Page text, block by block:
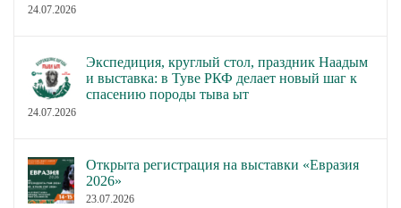
Квалификационной
экстерьеру от 29.07.2020
№ 9.
экстерьеру от 29.07.2020
№ 9.
заседания
Квалификационной
комиссии судей и
Утвердить Протокол
комиссии судей и
24.07.2026
Экспедиция, круглый стол, праздник Наадым
и выставка: в Туве РКФ делает новый шаг к
спасению породы тыва ыт
24.07.2026
Открыта регистрация на выставки «Евразия
2026»
23.07.2026